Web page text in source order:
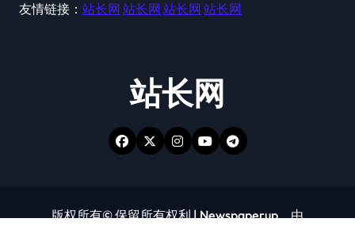
友情链接： 站长网 站长网 站长网 站长网
站长网
版权所有© 保留所有权利|Newspaperup，由